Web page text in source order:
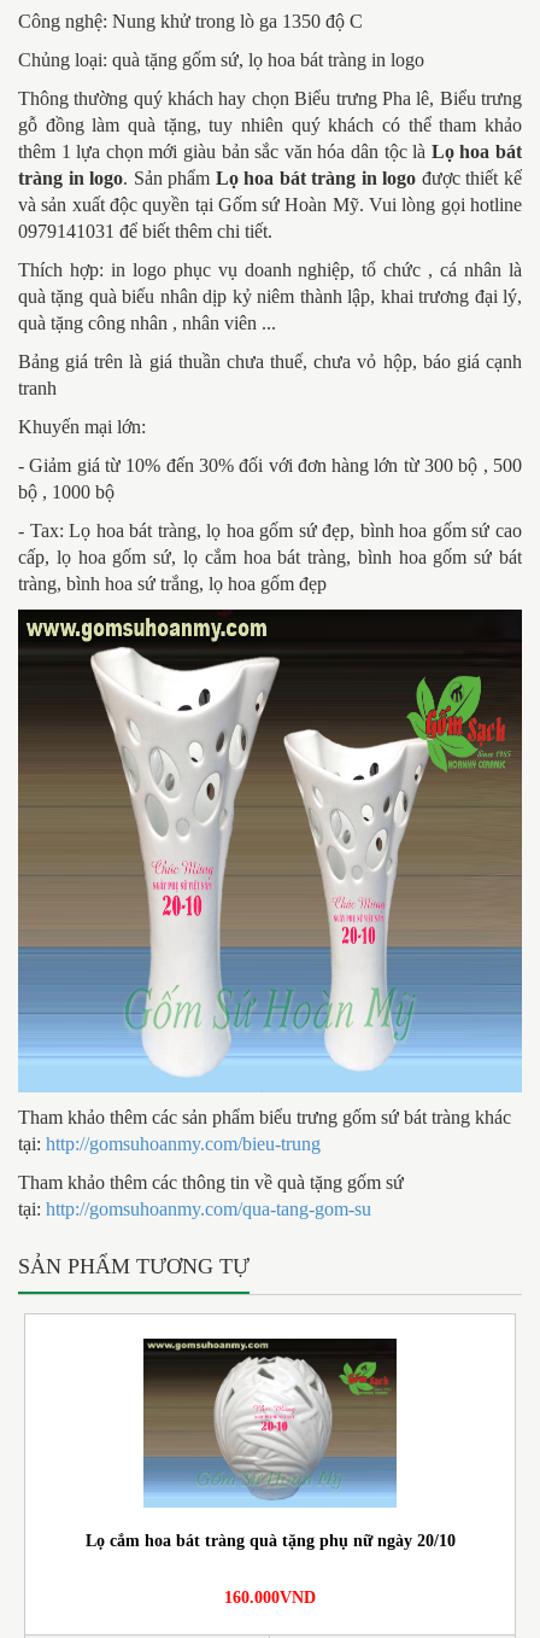
Công nghệ: Nung khử trong lò ga 1350 độ C
Chủng loại: quà tặng gốm sứ, lọ hoa bát tràng in logo
Thông thường quý khách hay chọn Biểu trưng Pha lê, Biểu trưng
gỗ đồng làm quà tặng, tuy nhiên quý khách có thể tham khảo
thêm 1 lựa chọn mới giàu bản sắc văn hóa dân tộc là Lọ hoa bát
tràng in logo. Sản phẩm Lọ hoa bát tràng in logo được thiết kế
và sản xuất độc quyền tại Gốm sứ Hoàn Mỹ. Vui lòng gọi hotline
0979141031 để biết thêm chi tiết.
Thích hợp: in logo phục vụ doanh nghiệp, tổ chức , cá nhân là
quà tặng quà biếu nhân dịp kỷ niêm thành lập, khai trương đại lý,
quà tặng công nhân , nhân viên ...
Bảng giá trên là giá thuần chưa thuế, chưa vỏ hộp, báo giá cạnh
tranh
Khuyến mại lớn:
- Giảm giá từ 10% đến 30% đối với đơn hàng lớn từ 300 bộ , 500
bộ , 1000 bộ
- Tax: Lọ hoa bát tràng, lọ hoa gốm sứ đẹp, bình hoa gốm sứ cao
cấp, lọ hoa gốm sứ, lọ cắm hoa bát tràng, bình hoa gốm sứ bát
tràng, bình hoa sứ trắng, lọ hoa gốm đẹp
Tham khảo thêm các sản phẩm biểu trưng gốm sứ bát tràng khác
tại: http://gomsuhoanmy.com/bieu-trung
Tham khảo thêm các thông tin về quà tặng gốm sứ
tại: http://gomsuhoanmy.com/qua-tang-gom-su
SẢN PHẨM TƯƠNG TỰ
Lọ cắm hoa bát tràng quà tặng phụ nữ ngày 20/10
160.000VND